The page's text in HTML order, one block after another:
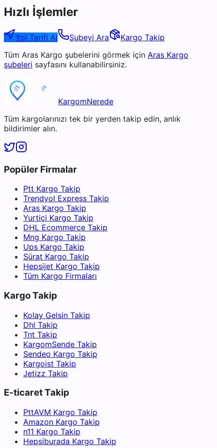
Hızlı İşlemler
Yol Tarifi Al Şubeyi Ara
Kargo Takip
Tüm Aras Kargo şubelerini görmek için Aras Kargo
şubeleri sayfasını kullanabilirsiniz.
KargomNerede
Tüm kargolarınızı tek bir yerden takip edin, anlık
bildirimler alın.
Popüler Firmalar
Ptt Kargo Takip
Trendyol Express Takip
Aras Kargo Takip
Yurtiçi Kargo Takip
DHL Ecommerce Takip
Mng Kargo Takip
Ups Kargo Takip
Sürat Kargo Takip
Hepsijet Kargo Takip
Tüm Kargo Firmaları
Kargo Takip
Kolay Gelsin Takip
Dhl Takip
Tnt Takip
KargomSende Takip
Sendeo Kargo Takip
Kargoist Takip
Jetizz Takip
E-ticaret Takip
PttAVM Kargo Takip
Amazon Kargo Takip
n11 Kargo Takip
Hepsiburada Kargo Takip